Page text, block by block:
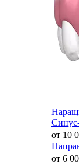
от 10
от 6